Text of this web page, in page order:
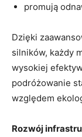
promują
Dzięki
silników, każdy
wysokiej
podróżowanie
względem
Rozwój